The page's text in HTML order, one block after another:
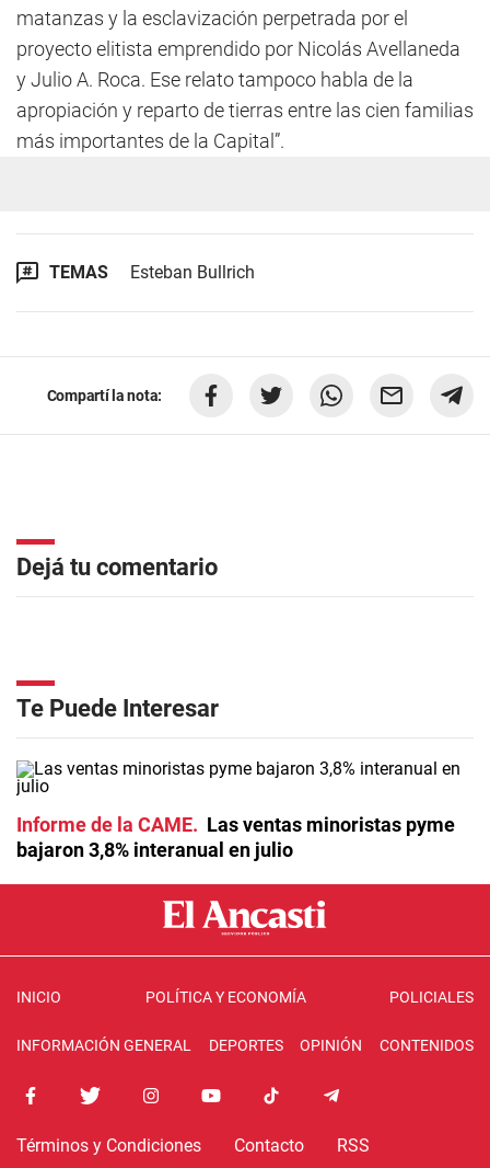
matanzas y la esclavización perpetrada por el
proyecto elitista emprendido por Nicolás Avellaneda
y Julio A. Roca. Ese relato tampoco habla de la
apropiación y reparto de tierras entre las cien familias
más importantes de la Capital”.
TEMAS Esteban Bullrich
Compartí la nota:
Dejá tu comentario
Te Puede Interesar
Informe de la CAME
Las ventas minoristas pyme
bajaron 3,8% interanual en julio
INICIO POLÍTICA Y ECONOMÍA POLICIALES
INFORMACIÓN GENERAL DEPORTES OPINIÓN CONTENIDOS
Términos y Condiciones Contacto RSS